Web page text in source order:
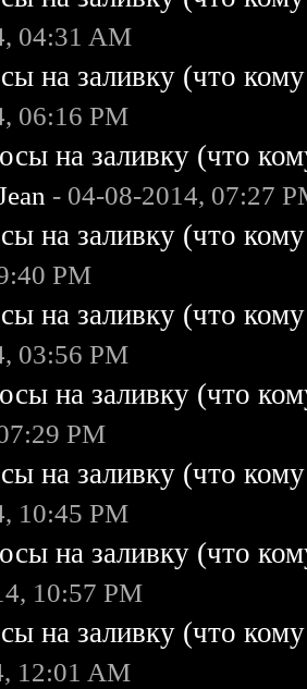
04:31 AM
на заливку (что
06:16 PM
на заливку (что
- 04-08-2014, 07:27
на заливку (что
PM
на заливку (что
03:56 PM
на заливку (что
PM
на заливку (что
10:45 PM
на заливку (что
10:57 PM
на заливку (что
12:01 AM